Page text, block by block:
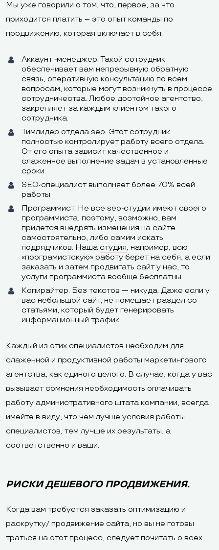
Мы уже говорили о том, что, первое, за что
приходится платить – это опыт команды по
продвижению, которая включает в себя:
Аккаунт -менеджер. Такой сотрудник
обеспечивает вам непрерывную обратную
связь, оперативную консультацию по всем
вопросам, которые могут возникнуть в процессе
сотрудничества. Любое достойное агентство,
закрепляет за каждым клиентом такого
сотрудника.
Тимлидер отдела seo. Этот сотрудник
полностью контролирует работу всего отдела.
От его опыта зависит качественное и
слаженное выполнение задач в установленные
сроки.
SEO-специалист выполняет более 70% всей
работы
Программист. Не все seo-студии имеют своего
программиста, поэтому, возможно, вам
придется внедрять изменения на сайте
самостоятельно, либо самим искать
подрядчиков. Наша студия, например, всю
«програмистскую» работу берет на себя, а если
заказать и затем продвигать сайт у нас, то
услуги программиста вообще бесплатны.
Копирайтер. Без текстов — никуда. Даже если у
вас небольшой сайт, не помешает раздел со
статьями, который будет генерировать
информационный трафик.
Каждый из этих специалистов необходим для
слаженной и продуктивной работы маркетингового
агентства, как единого целого. В случае, когда у вас
вызывает сомнения необходимость оплачивать
работу административного штата компании, всегда
имейте в виду, что чем лучше условия работы
специалистов, тем лучше их результаты, а
соответственно и ваши.
РИСКИ ДЕШЕВОГО ПРОДВИЖЕНИЯ.
Когда вам требуется заказать оптимизацию и
раскрутку/ продвижение сайта, но вы не готовы
траться на этот процесс, следует почитать о всех